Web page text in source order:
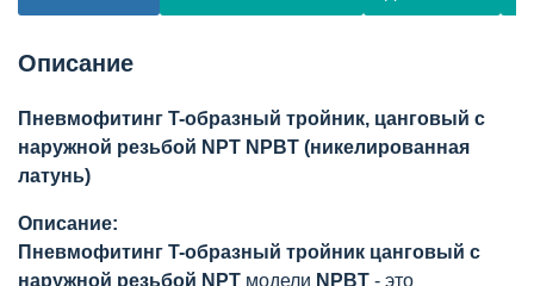
Описание
Пневмофитинг T-образный тройник, цанговый с
наружной резьбой NPT NPBT (никелированная
латунь)
Описание:
Пневмофитинг T-образный тройник цанговый с
наружной резьбой NPT модели NPBT - это